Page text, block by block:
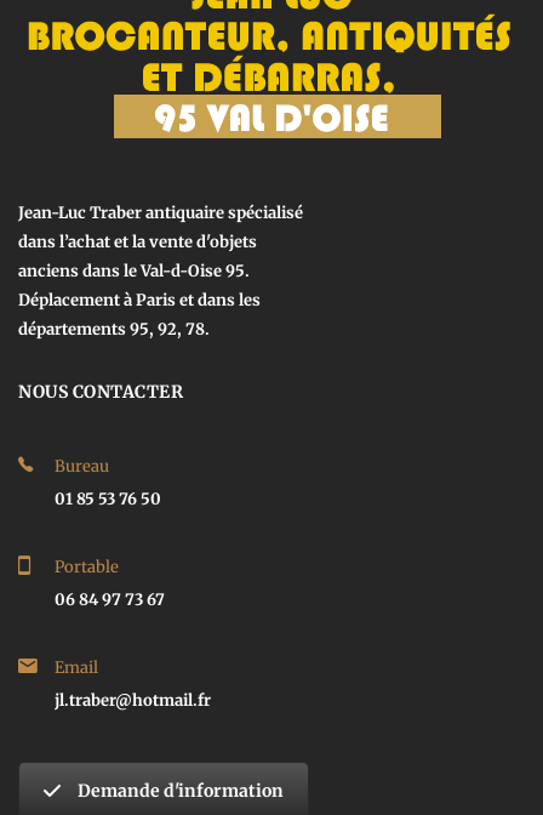
Jean-Luc Traber antiquaire spécialisé
dans l’achat et la vente d'objets
anciens dans le Val-d-Oise 95.
Déplacement à Paris et dans les
départements 95, 92, 78.
NOUS CONTACTER
Bureau
01 85 53 76 50
Portable
06 84 97 73 67
Email
jl.traber@hotmail.fr
Demande d'information